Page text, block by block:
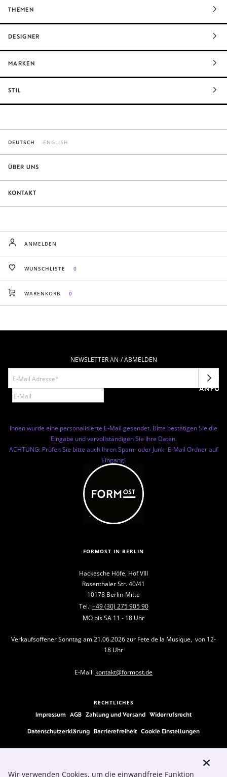
THEMEN
DESIGNER
MARKEN
STIL
DEUTSCH ENGLISH
ÜBER UNS
KONTAKT
ANMELDEN
WUNSCHLISTE 0
WARENKORB 0
NEWSLETTER AN-/ ABMELDEN
Ihnen wurde eine personalisierte E-Mail gesendet. Bitte bestätigen Sie die
Eingabe und vervollständigen Sie Ihre Daten.
ACHTUNG: Prüfen Sie bitte auch Ihren Spam- oder Junk- E-Mail Ordner auf
Eingang!
FORMOST IN BERLIN
Hackesche Höfe, Hof VIII
Rosenthaler Str. 40/41
10178 Berlin-Mitte
Tel.:+49 (30) 275 905 90
MO bis SA 11 - 18 Uhr
Verkaufsoffener Sonntag am 21.06.2026 zur Fete de la Musique, von 12-
18 Uhr
E-Mail: kontakt@formost.de
RECHTLICHES
Impressum AGB Zahlung und Versand Widerrufsrecht
Datenschutzerklärung Barrierefreiheit Cookie Einstellungen
Wir verwenden Cookies, um die einwandfreie Funktion